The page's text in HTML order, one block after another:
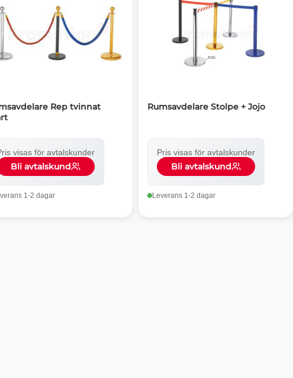
Rep tvinnat
visas för avtalskunder
Bli avtalskund
1-2 dagar
Rumsavdelare Stolpe + Jojo
Pris visas för avtalskunder
Bli avtalskund
Leverans 1-2 dagar